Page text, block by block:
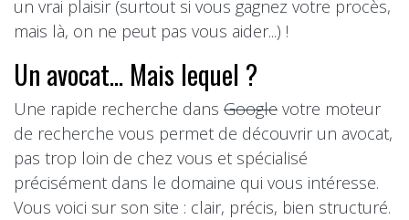
un vrai plaisir (surtout si vous gagnez votre procès,
mais là, on ne peut pas vous aider...) !
Un avocat... Mais lequel ?
Une rapide recherche dans Google votre moteur
de recherche vous permet de découvrir un avocat,
pas trop loin de chez vous et spécialisé
précisément dans le domaine qui vous intéresse.
Vous voici sur son site : clair, précis, bien structuré.